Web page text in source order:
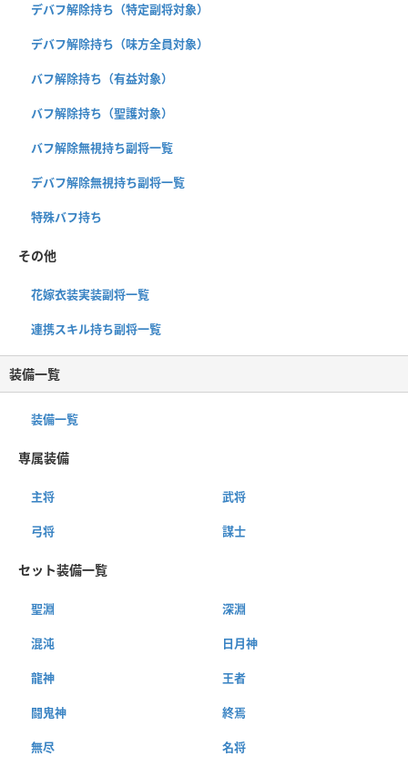
デバフ解除持ち（特定副将対象）
デバフ解除持ち（味方全員対象）
バフ解除持ち（有益対象）
バフ解除持ち（聖護対象）
バフ解除無視持ち副将一覧
デバフ解除無視持ち副将一覧
特殊バフ持ち
その他
花嫁衣装実装副将一覧
連携スキル持ち副将一覧
装備一覧
装備一覧
専属装備
主将 武将
弓将 謀士
セット装備一覧
聖淵 深淵
混沌 日月神
龍神 王者
闘鬼神 終焉
無尽 名将